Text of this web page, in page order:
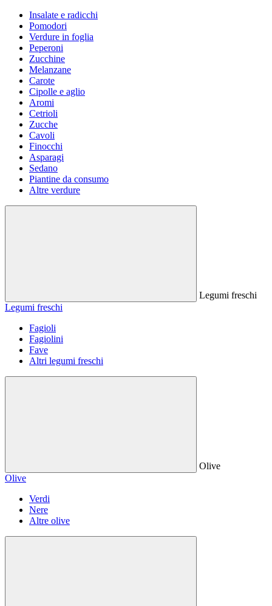
Insalate e radicchi
Pomodori
Verdure in foglia
Peperoni
Zucchine
Melanzane
Carote
Cipolle e aglio
Aromi
Cetrioli
Zucche
Cavoli
Finocchi
Asparagi
Sedano
Piantine da consumo
Altre verdure
Legumi freschi
Legumi freschi
Fagioli
Fagiolini
Fave
Altri legumi freschi
Olive
Olive
Verdi
Nere
Altre olive